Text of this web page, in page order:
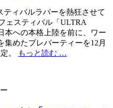
ティバルラバーを熱狂させて
ェスティバル「ULTRA
本への本格上陸を前に、ワー
集めたプレパーティーを12月
。
もっと読む …